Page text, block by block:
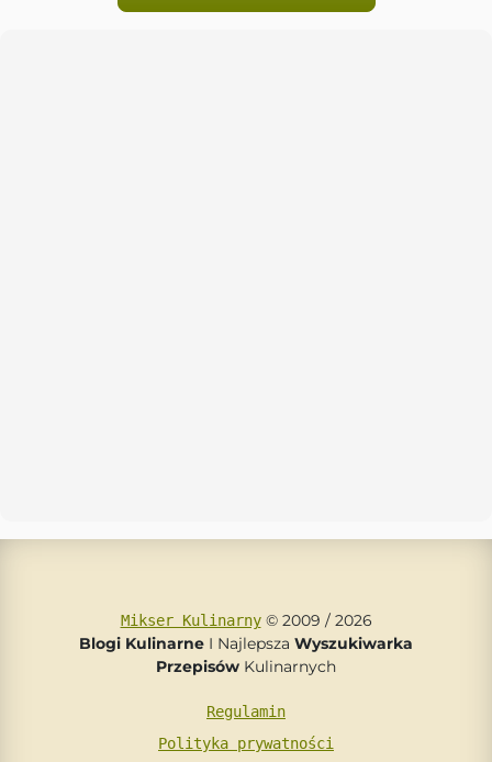
Mikser Kulinarny© 2009 / 2026
Blogi Kulinarne I Najlepsza Wyszukiwarka
Przepisów Kulinarnych
Regulamin
Polityka prywatności